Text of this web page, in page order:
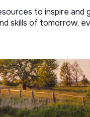
to inspire and
skills of tomorrow,